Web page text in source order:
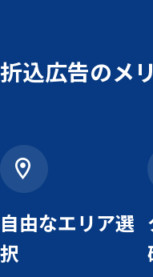
折込広告のメ
自由なエリア選
択